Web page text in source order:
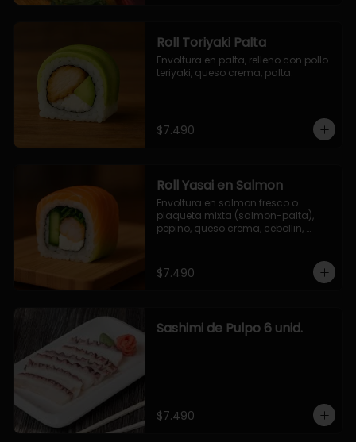
Roll Toriyaki Palta
Envoltura en palta, relleno con pollo
teriyaki, queso crema, palta.
$7.490
Roll Yasai en Salmon
Envoltura en salmon fresco o
plaqueta mixta (salmon-palta),
pepino, queso crema, cebollin,
$7.490
Sashimi de Pulpo 6 unid.
$7.490